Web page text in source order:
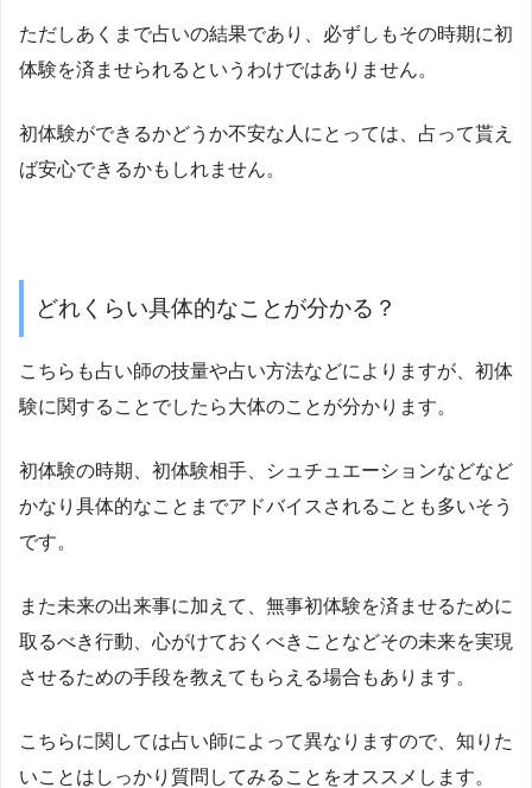
ただしあくまで占いの結果であり、必ずしもその時期に初
体験を済ませられるというわけではありません。
初体験ができるかどうか不安な人にとっては、占って貰え
ば安心できるかもしれません。
どれくらい具体的なことが分かる？
こちらも占い師の技量や占い方法などによりますが、初体
験に関することでしたら大体のことが分かります。
初体験の時期、初体験相手、シュチュエーションなどなど
かなり具体的なことまでアドバイスされることも多いそう
です。
また未来の出来事に加えて、無事初体験を済ませるために
取るべき行動、心がけておくべきことなどその未来を実現
させるための手段を教えてもらえる場合もあります。
こちらに関しては占い師によって異なりますので、知りた
いことはしっかり質問してみることをオススメします。